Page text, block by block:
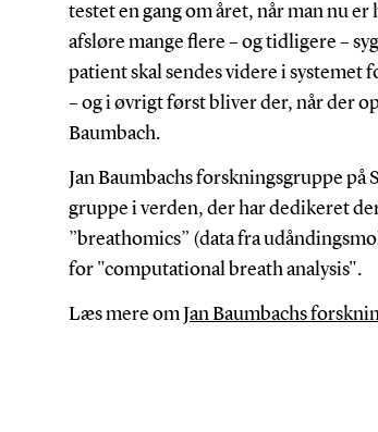
testet en gang om året, når man nu
afsløre mange flere – og tidligere –
patient skal sendes videre i
– og i øvrigt først bliver der, når der
Baumbach.
Jan Baumbachs forskningsgruppe på
gruppe i verden, der har dedikeret
”breathomics” (data fra
for "computational breath analysis".
Læs mere omJan Baumbachs